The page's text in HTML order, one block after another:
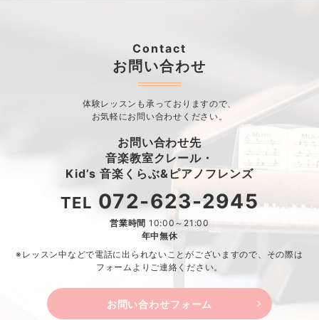
Contact
お問い合わせ
体験レッスンも承っておりますので、
お気軽にお問い合わせください。
お問い合わせ先
音楽教室クレール・
Kid’s 音楽くらぶ&ピアノフレンズ
TEL 072-623-2945
営業時間 10:00～21:00
年中無休
※レッスン中などで電話に出られないことがございますので、 その際は
フォームよりご連絡ください。
お問い合わせフォーム